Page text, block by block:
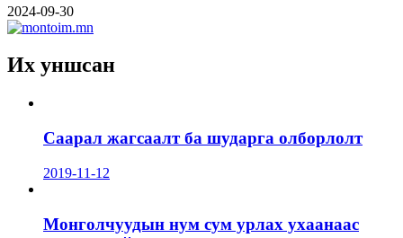
2024-09-30
Их уншсан
Саарал жагсаалт ба шударга олборлолт
2019-11-12
Монголчуудын нум сум урлах ухаанаас